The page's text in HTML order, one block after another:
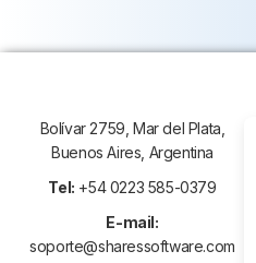
Bolívar 2759, Mar del Plata,
Buenos Aires, Argentina
Tel: +54 0223 585-0379
E-mail:
soporte@sharessoftware.com